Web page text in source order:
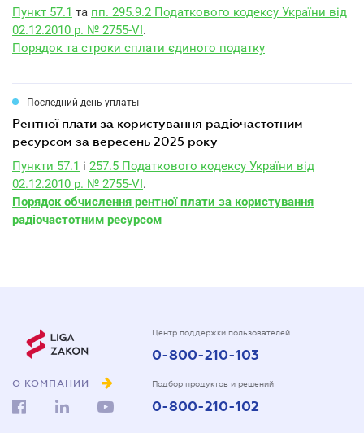
Пункт 57.1 та пп. 295.9.2 Податкового кодексу України від
02.12.2010 р. № 2755-VI.
Порядок та строки сплати єдиного податку
Последний день уплаты
рентної плати за користування радіочастотним
ресурсом за вересень 2025 року
Пункти 57.1 і 257.5 Податкового кодексу України від
02.12.2010 р. № 2755-VI.
Порядок обчислення рентної плати за користування
радіочастотним ресурсом
О КОМПАНИИ
Центр поддержки пользователей
0-800-210-103
Подбор продуктов и решений
0-800-210-102